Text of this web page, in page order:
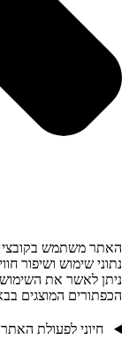
נתוני שימוש ושיפור
הכפתורים המוצגים
חיוני לפעולת האתר